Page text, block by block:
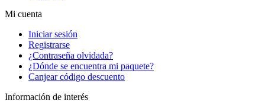
Mi cuenta
Iniciar sesión
Registrarse
¿Contraseña olvidada?
¿Dónde se encuentra mi paquete?
Canjear código descuento
Información de interés